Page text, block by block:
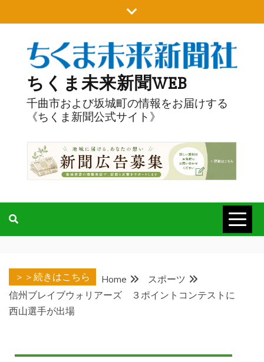
to
ちくま未来新聞WEB
千曲市および坂城町の情報をお届けする
《ちくま新聞公式サイト》
＞＞続きはこちら Home
スポーツ
信州ブレイブウォリアーズ ３ポイントコンテストに
西山選手が出場